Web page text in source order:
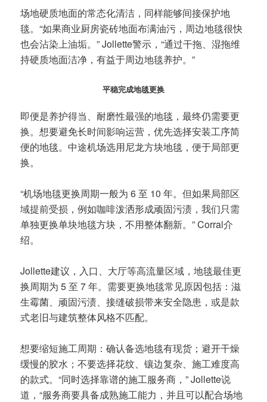
场地硬质地面的常态化清洁，同样能够间接保护地
毯。“如果商业厨房瓷砖地面布满油污，周边地毯很快
也会沾染上油垢。” Jollette警示，“通过干拖、湿拖维
持硬质地面洁净，有益于周边地毯养护。”
平稳完成地毯更换
即便是养护得当、耐磨性最强的地毯，最终仍需要更
换。想要避免长时间影响运营，优先选择安装工序简
便的地毯。中途机场选用尼龙方块地毯，便于局部更
换。
“机场地毯更换周期一般为 6 至 10 年。但如果局部区
域提前受损，例如咖啡泼洒形成顽固污渍，我们只需
单独更换单块地毯方块，不用整体翻新。” Corral介
绍。
Jollette建议，入口、大厅等高流量区域，地毯最佳更
换周期为 5 至 7 年。需要更换地毯常见原因包括：滋
生霉菌、顽固污渍、接缝破损带来安全隐患，或是款
式老旧与建筑整体风格不匹配。
想要缩短施工周期：确认备选地毯有现货；避开干燥
缓慢的胶水；不要选择花纹、镶边复杂、施工难度高
的款式。“同时选择靠谱的施工服务商，” Jollette说
道，“服务商要具备成熟施工能力，并且可以配合场地